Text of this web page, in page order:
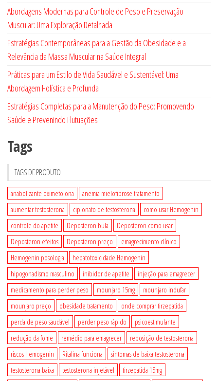
Abordagens Modernas para Controle de Peso e Preservação
Muscular: Uma Exploração Detalhada
Estratégias Contemporâneas para a Gestão da Obesidade e a
Relevância da Massa Muscular na Saúde Integral
Práticas para um Estilo de Vida Saudável e Sustentável: Uma
Abordagem Holística e Profunda
Estratégias Completas para a Manutenção do Peso: Promovendo
Saúde e Prevenindo Flutuações
Tags
TAGS DE PRODUTO
anabolizante oximetolona
anemia mielofibrose tratamento
aumentar testosterona
cipionato de testosterona
como usar Hemogenin
controle do apetite
Deposteron bula
Deposteron como usar
Deposteron efeitos
Deposteron preço
emagrecimento clínico
Hemogenin posologia
hepatotoxicidade Hemogenin
hipogonadismo masculino
inibidor de apetite
injeção para emagrecer
medicamento para perder peso
mounjaro 15mg
mounjaro indufar
mounjaro preço
obesidade tratamento
onde comprar tirzepatida
perda de peso saudável
perder peso rápido
psicoestimulante
redução da fome
remédio para emagrecer
reposição de testosterona
riscos Hemogenin
Ritalina funciona
sintomas de baixa testosterona
testosterona baixa
testosterona injetável tirzepatida 15mg